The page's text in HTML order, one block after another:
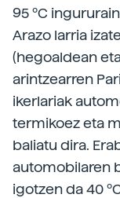
95 ºC
Arazo larria
(hegoaldean
arintzearren
ikerlariak
termikoez eta
baliatu dira.
automobilaren
igotzen da 40